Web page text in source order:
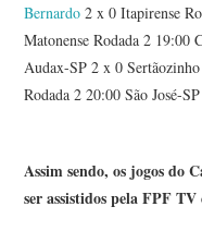
Bernardo 2 x 0 Itapirense
Matonense Rodada 2 19:00
Audax-SP 2 x 0
Rodada 2 20:00 São José-
Assim sendo, os jogos do
ser assistidos pelaFPF TV